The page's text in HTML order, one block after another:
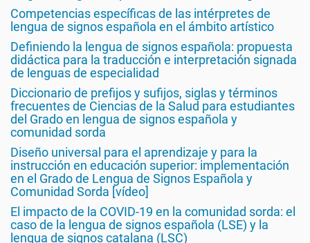
Competencias específicas de las intérpretes de
lengua de signos española en el ámbito artístico
Definiendo la lengua de signos española: propuesta
didáctica para la traducción e interpretación signada
de lenguas de especialidad
Diccionario de prefijos y sufijos, siglas y términos
frecuentes de Ciencias de la Salud para estudiantes
del Grado en lengua de signos española y
comunidad sorda
Diseño universal para el aprendizaje y para la
instrucción en educación superior: implementación
en el Grado de Lengua de Signos Española y
Comunidad Sorda [vídeo]
El impacto de la COVID-19 en la comunidad sorda: el
caso de la lengua de signos española (LSE) y la
lengua de signos catalana (LSC)